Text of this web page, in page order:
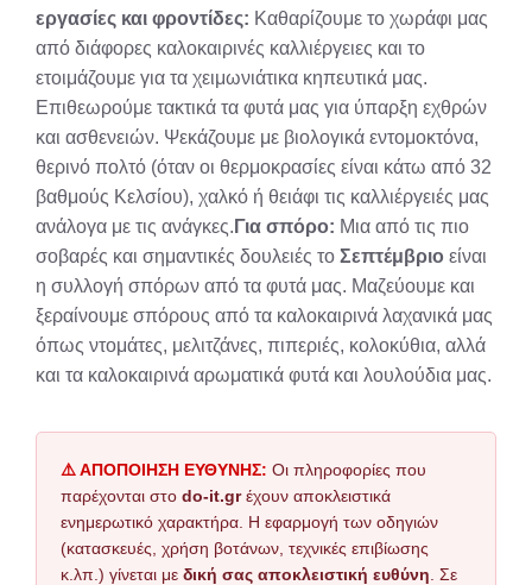
εργασίες και φροντίδες: Καθαρίζουμε το χωράφι μας
από διάφορες καλοκαιρινές καλλιέργειες και το
ετοιμάζουμε για τα χειμωνιάτικα κηπευτικά μας.
Επιθεωρούμε τακτικά τα φυτά μας για ύπαρξη εχθρών
και ασθενειών. Ψεκάζουμε με βιολογικά εντομοκτόνα,
θερινό πολτό (όταν οι θερμοκρασίες είναι κάτω από 32
βαθμούς Κελσίου), χαλκό ή θειάφι τις καλλιέργειές μας
ανάλογα με τις ανάγκες. Για σπόρο: Μια από τις πιο
σοβαρές και σημαντικές δουλειές το Σεπτέμβριο είναι
η συλλογή σπόρων από τα φυτά μας. Μαζεύουμε και
ξεραίνουμε σπόρους από τα καλοκαιρινά λαχανικά μας
όπως ντομάτες, μελιτζάνες, πιπεριές, κολοκύθια, αλλά
και τα καλοκαιρινά αρωματικά φυτά και λουλούδια μας.
⚠️ ΑΠΟΠΟΙΗΣΗ ΕΥΘΥΝΗΣ: Οι πληροφορίες που
παρέχονται στο do-it.grέχουν αποκλειστικά
ενημερωτικό χαρακτήρα. Η εφαρμογή των οδηγιών
(κατασκευές, χρήση βοτάνων, τεχνικές επιβίωσης
κ.λπ.) γίνεται με δική σας αποκλειστική ευθύνη . Σε